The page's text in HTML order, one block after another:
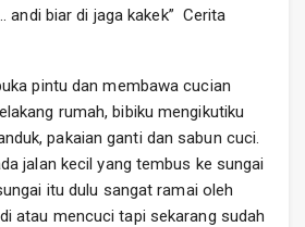
andi biar di jaga kakek” Cerita
pintu dan membawa cucian
rumah, bibiku mengikutiku
pakaian ganti dan sabun cuci.
jalan kecil yang tembus ke sungai
itu dulu sangat ramai oleh
atau mencuci tapi sekarang sudah